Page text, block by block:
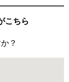
こちら
？